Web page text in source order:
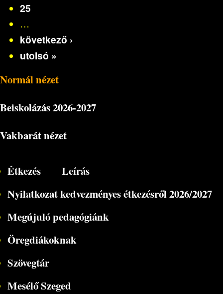
25
…
következő ›
utolsó »
Normál nézet
Beiskolázás2026-2027
Vakbarát nézet
Étkezés
Leírás
Nyilatkozat kedvezményes étkezésről 2026/2027
Megújuló pedagógiánk
Öregdiákoknak
Szövegtár
Mesélő Szeged